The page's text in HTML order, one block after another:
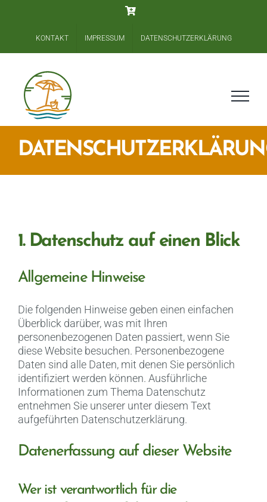
springen
Tickets
KONTAKT IMPRESSUM DATENSCHUTZERKLÄRUNG
1. Datenschutz auf einen Blick
Allgemeine Hinweise
Die folgenden Hinweise geben einen einfachen
Überblick darüber, was mit Ihren
personenbezogenen Daten passiert, wenn Sie
diese Website besuchen. Personenbezogene
Daten sind alle Daten, mit denen Sie persönlich
identifiziert werden können. Ausführliche
Informationen zum Thema Datenschutz
entnehmen Sie unserer unter diesem Text
aufgeführten Datenschutzerklärung.
Datenerfassung auf dieser Website
Wer ist verantwortlich für die